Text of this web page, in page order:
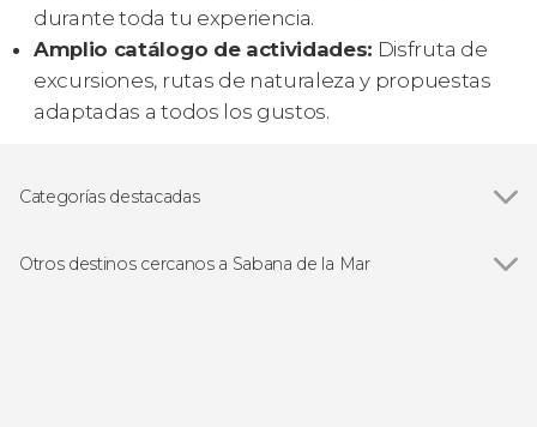
durante toda tu experiencia.
Amplio catálogo de actividades: Disfruta de
excursiones, rutas de naturaleza y propuestas
adaptadas a todos los gustos.
Categorías destacadas
Otros destinos cercanos a Sabana de la Mar